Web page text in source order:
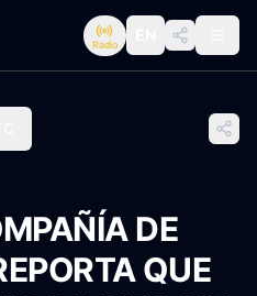
Radio
DE
QUE